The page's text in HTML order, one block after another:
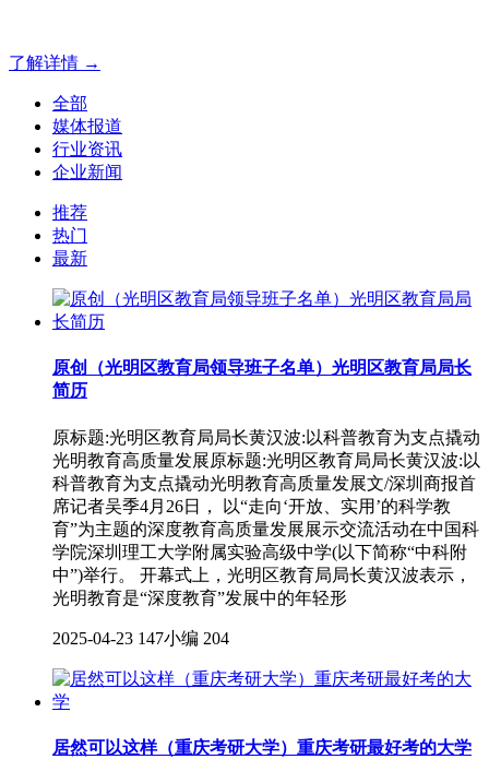
了解详情 →
全部
媒体报道
行业资讯
企业新闻
推荐
热门
最新
原创（光明区教育局领导班子名单）光明区教育局局长
简历
原标题:光明区教育局局长黄汉波:以科普教育为支点撬动
光明教育高质量发展原标题:光明区教育局局长黄汉波:以
科普教育为支点撬动光明教育高质量发展文/深圳商报首
席记者吴季4月26日， 以“走向‘开放、实用’的科学教
育”为主题的深度教育高质量发展展示交流活动在中国科
学院深圳理工大学附属实验高级中学(以下简称“中科附
中”)举行。 开幕式上，光明区教育局局长黄汉波表示，
光明教育是“深度教育”发展中的年轻形
2025-04-23 147小编 204
居然可以这样（重庆考研大学）重庆考研最好考的大学